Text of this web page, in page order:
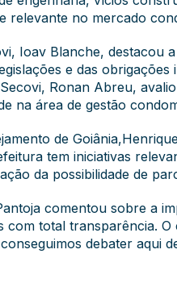
relevante no mercado
Ioav Blanche, destacou
e das
Ronan Abreu,
na área de gestão
de
tem iniciativas
da possibilidade de
comentou sobre a
com total transparência.
debater aqui